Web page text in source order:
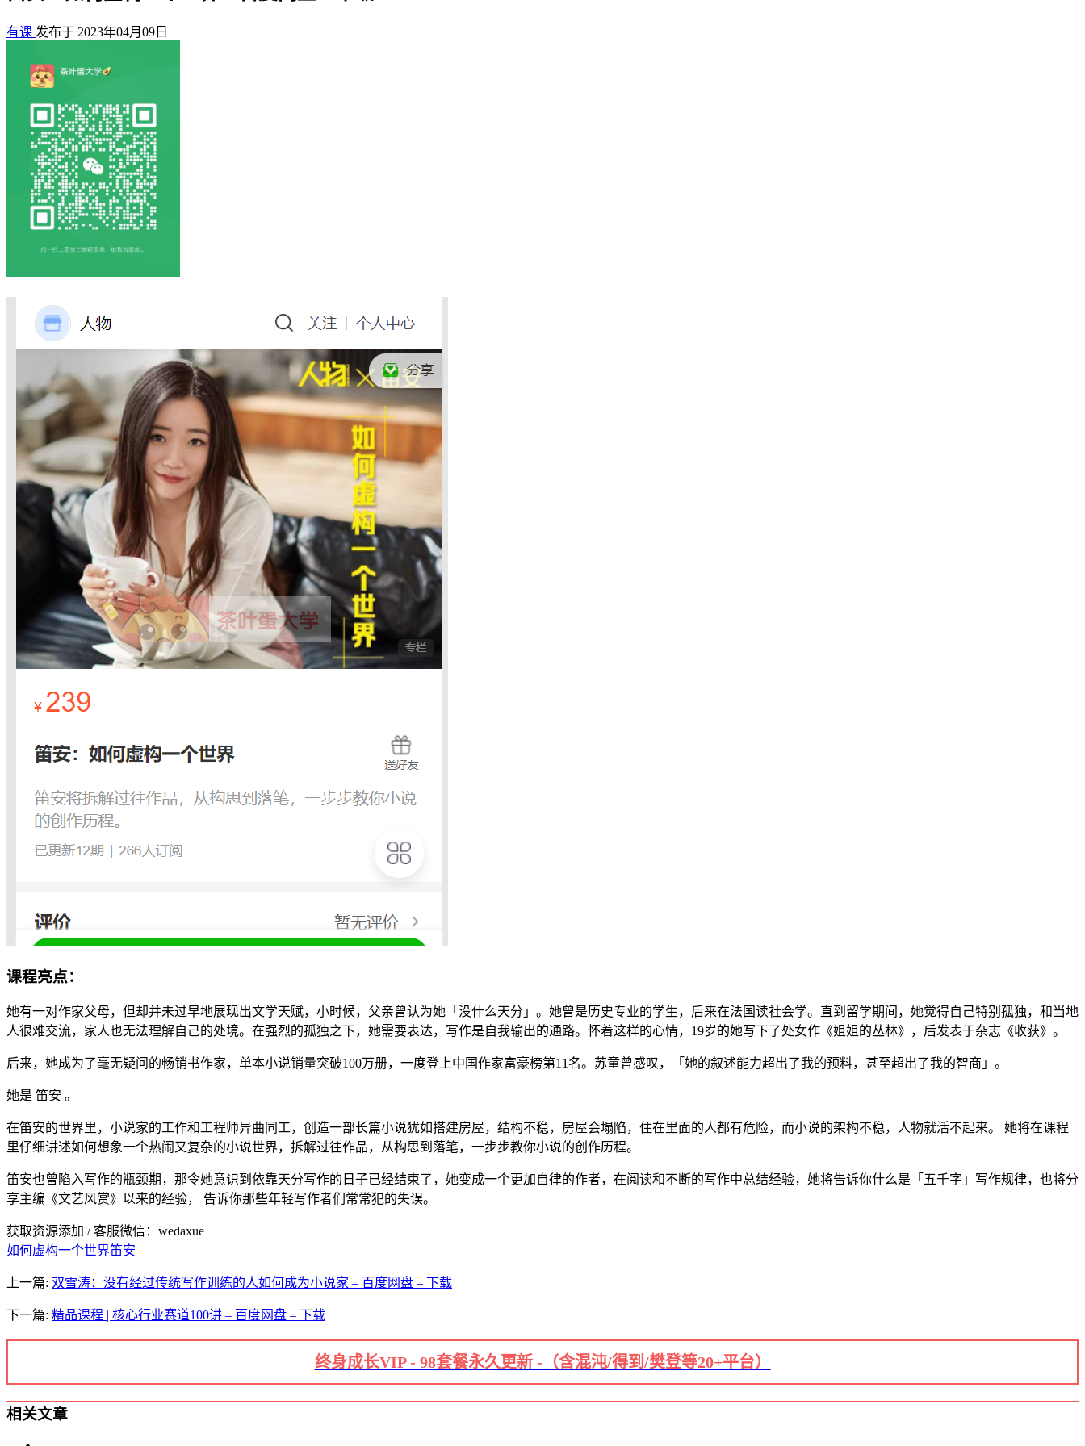
有课 发布于 2023年04月09日
课程亮点：
她有一对作家父母，但却并未过早地展现出文学天赋，小时候，父亲曾认为她「没什么天分」。她曾是历史专业的学生，后来在法国读社会学。直到留学期间，她觉得自己特别孤独，和当地
人很难交流，家人也无法理解自己的处境。在强烈的孤独之下，她需要表达，写作是自我输出的通路。怀着这样的心情，19岁的她写下了处女作《姐姐的丛林》，后发表于杂志《收获》。
后来，她成为了毫无疑问的畅销书作家，单本小说销量突破100万册，一度登上中国作家富豪榜第11名。苏童曾感叹，「她的叙述能力超出了我的预料，甚至超出了我的智商」。
她是 笛安 。
在笛安的世界里，小说家的工作和工程师异曲同工，创造一部长篇小说犹如搭建房屋，结构不稳，房屋会塌陷，住在里面的人都有危险，而小说的架构不稳，人物就活不起来。 她将在课程
里仔细讲述如何想象一个热闹又复杂的小说世界，拆解过往作品，从构思到落笔，一步步教你小说的创作历程。
笛安也曾陷入写作的瓶颈期，那令她意识到依靠天分写作的日子已经结束了，她变成一个更加自律的作者，在阅读和不断的写作中总结经验，她将告诉你什么是「五千字」写作规律，也将分
享主编《文艺风赏》以来的经验， 告诉你那些年轻写作者们常常犯的失误。
获取资源添加 / 客服微信：wedaxue
如何虚构一个世界笛安
上一篇: 双雪涛：没有经过传统写作训练的人如何成为小说家 – 百度网盘 – 下载
下一篇: 精品课程 | 核心行业赛道100讲 – 百度网盘 – 下载
终身成长VIP - 98套餐永久更新 -（含混沌/得到/樊登等20+平台）
相关文章